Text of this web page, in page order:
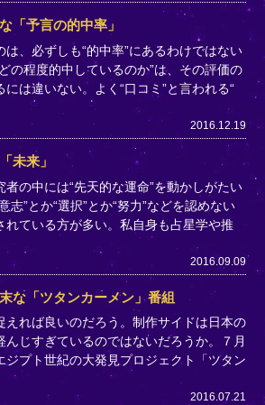
「予言の的中率」
、必ずしも“的中率”にあるわけではない
の程度的中しているのか”は、その評価の
は違いない。よく“口コミ”と言われる“
2016.12.19
未来」
の中には“先天的な運命”を動かしがたい
志”とか“選択”とか“努力”などを認めない
れている方が多い。私自身も占星学や推
2016.09.09
な「ツタンカーメン」番組
えれば良いのだろう。制作サイドは日本の
んじすぎているのではないだろうか。７月
ジプト世紀の大発見プロジェクト「ツタン
2016.07.21